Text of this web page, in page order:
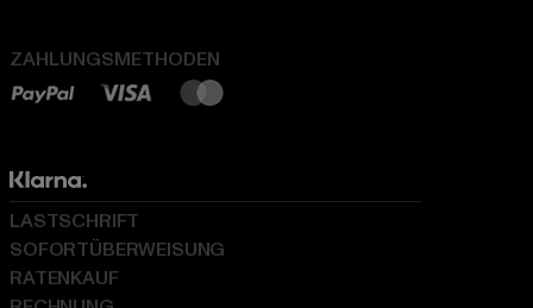
ZAHLUNGSMETHODEN
LASTSCHRIFT
SOFORTÜBERWEISUNG
RATENKAUF